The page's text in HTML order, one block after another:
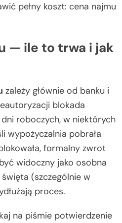
pełny koszt: cena najmu
— ile to trwa i jak
zależy głównie od banku i
blokada
roboczych, w niektórych
wypożyczalnia pobrała
formalny zwrot
widoczny jako osobna
(szczególnie w
proces.
na piśmie potwierdzenie